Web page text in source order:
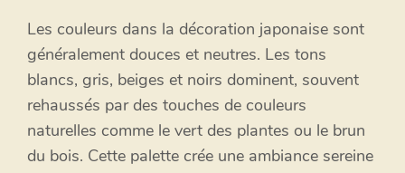
Les couleurs dans la décoration japonaise sont
généralement douces et neutres. Les tons
blancs, gris, beiges et noirs dominent, souvent
rehaussés par des touches de couleurs
naturelles comme le vert des plantes ou le brun
du bois. Cette palette crée une ambiance sereine